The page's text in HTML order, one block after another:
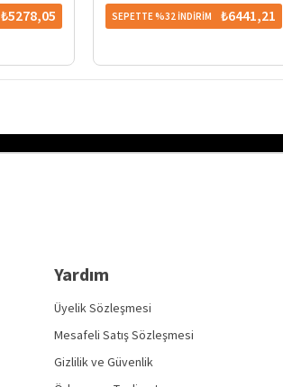
₺5278,05 SEPETTE %32 İNDİRİM ₺6441,21
Yardım
Üyelik Sözleşmesi
Mesafeli Satış Sözleşmesi
Gizlilik ve Güvenlik